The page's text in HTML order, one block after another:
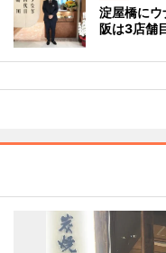
淀屋橋に
阪は3店舗